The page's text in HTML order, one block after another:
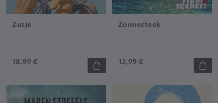
Zusje
18,99 €
Zonnesteek
12,99 €